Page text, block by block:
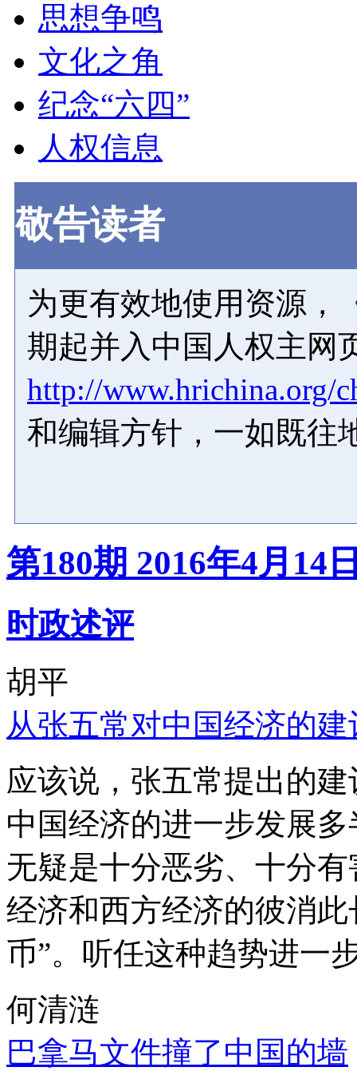
思想争鸣
文化之角
纪念“六四”
人权信息
敬告读者
为更有效地使用资源，
期起并入中国人权主网
http://www.hrichina.org/
和编辑方针，一如既往
第180期 2016年4月14
时政述评
胡平
从张五常对中国经济的
应该说，张五常提出的
中国经济的进一步发展
无疑是十分恶劣、十分
经济和西方经济的彼消
币”。听任这种趋势进一
何清涟
巴拿马文件撞了中国的墙